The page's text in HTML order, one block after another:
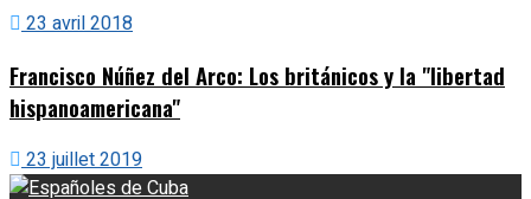
23 avril 2018
Francisco Núñez del Arco: Los británicos y la "libertad
hispanoamericana"
23 juillet 2019